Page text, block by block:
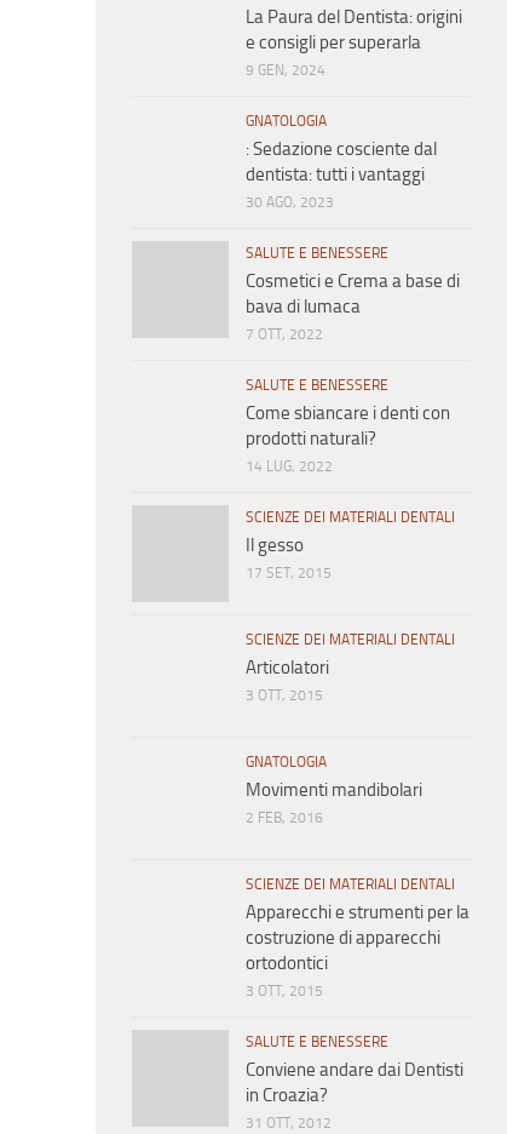
La Paura del Dentista: origini
e consigli per superarla
9 GEN, 2024
GNATOLOGIA
: Sedazione cosciente dal
dentista: tutti i vantaggi
30 AGO, 2023
SALUTE E BENESSERE
Cosmetici e Crema a base di
bava di lumaca
7 OTT, 2022
SALUTE E BENESSERE
Come sbiancare i denti con
prodotti naturali?
14 LUG, 2022
SCIENZE DEI MATERIALI DENTALI
Il gesso
17 SET, 2015
SCIENZE DEI MATERIALI DENTALI
Articolatori
3 OTT, 2015
GNATOLOGIA
Movimenti mandibolari
2 FEB, 2016
SCIENZE DEI MATERIALI DENTALI
Apparecchi e strumenti per la
costruzione di apparecchi
ortodontici
3 OTT, 2015
SALUTE E BENESSERE
Conviene andare dai Dentisti
in Croazia?
31 OTT, 2012